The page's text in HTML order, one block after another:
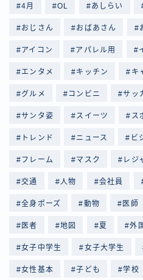
4月 OL あしらい
おじさん おばあさん
アイコン アパレル用
エンタメ キッチン キ
グルメ コンビニ サッ
サンタ姿 スイーツ ス
トレンド ニュース ビ
フレーム マスク レジ
交通 人物 会社員
全身ポーズ 動物 医師
医者 地図 夏 外
女子中学生 女子大学生
女性基本 子ども 学校